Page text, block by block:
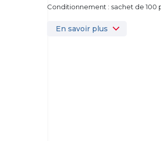
Conditionnement : sachet de 100
En savoir plus